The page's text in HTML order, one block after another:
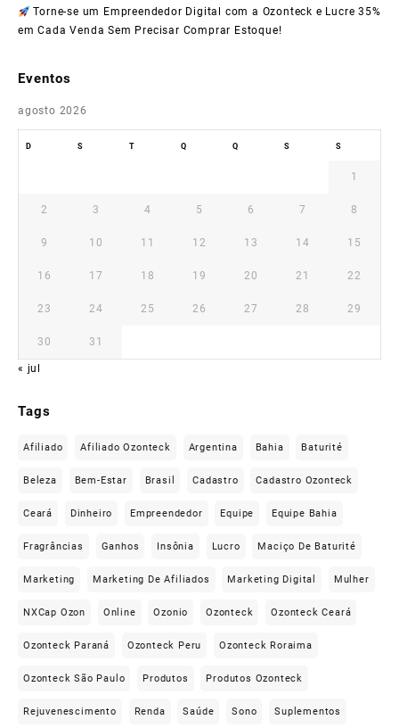
Torne-se um Empreendedor Digital com a Ozonteck e Lucre 35%
em Cada Venda Sem Precisar Comprar Estoque!
Eventos
agosto 2026
D S T Q Q S S
1
2 3 4 5 6 7 8
9 10 11 12 13 14 15
16 17 18 19 20 21 22
23 24 25 26 27 28 29
30 31
« jul
Tags
Afiliado Afiliado Ozonteck Argentina Bahia Baturité
Beleza Bem-Estar Brasil Cadastro Cadastro Ozonteck
Ceará Dinheiro Empreendedor Equipe Equipe Bahia
Fragrâncias Ganhos Insônia Lucro Maciço De Baturité
Marketing Marketing De Afiliados Marketing Digital Mulher
NXCap Ozon Online Ozonio Ozonteck Ozonteck Ceará
Ozonteck Paraná Ozonteck Peru Ozonteck Roraima
Ozonteck São Paulo Produtos Produtos Ozonteck
Rejuvenescimento Renda Saúde Sono Suplementos